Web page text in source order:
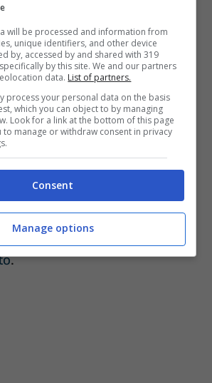
indicata, bisogna
e poidettagli.
la verifica
il tema dellapensioneè
in molti si chiedono se
all’assegno senza aver
:ecco quello che c’è da
.
will be processed and information from
unique identifiers, and other device
by, accessed by and shared with 319
by this site. We and our partners
data. List of partners.
process your personal data on the basis
which you can object to by managing
Look for a link at the bottom of this page
to manage or withdraw consent in privacy
Consent
Manage options